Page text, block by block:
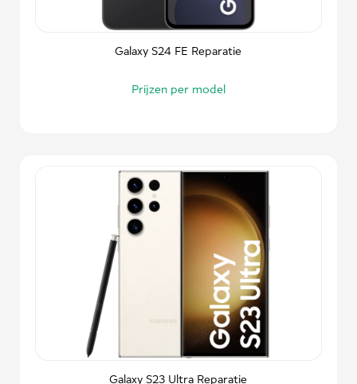
Galaxy S24 FE Reparatie
Prijzen per model
Galaxy S23 Ultra Reparatie